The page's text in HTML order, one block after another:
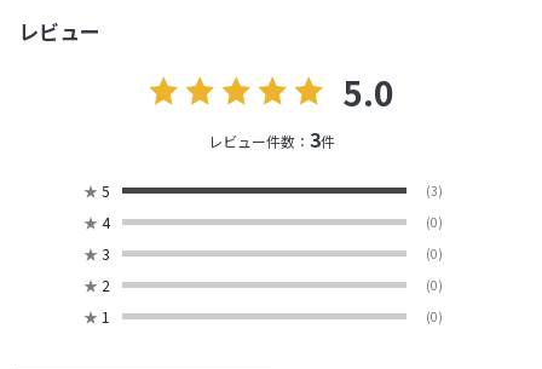
レビュー
5.0
レビュー件数： 3件
★ 5 (3)
★ 4 (0)
★ 3 (0)
★ 2 (0)
★ 1 (0)